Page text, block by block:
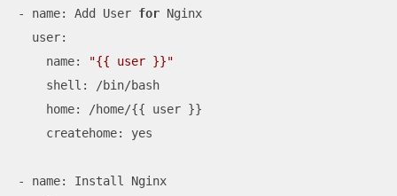
- name: Add User for Nginx
  user:
    name:
"{{ user }}"
    shell: /bin/bash
    home: /home/{{ user }}
    createhome: yes
- name: Install Nginx